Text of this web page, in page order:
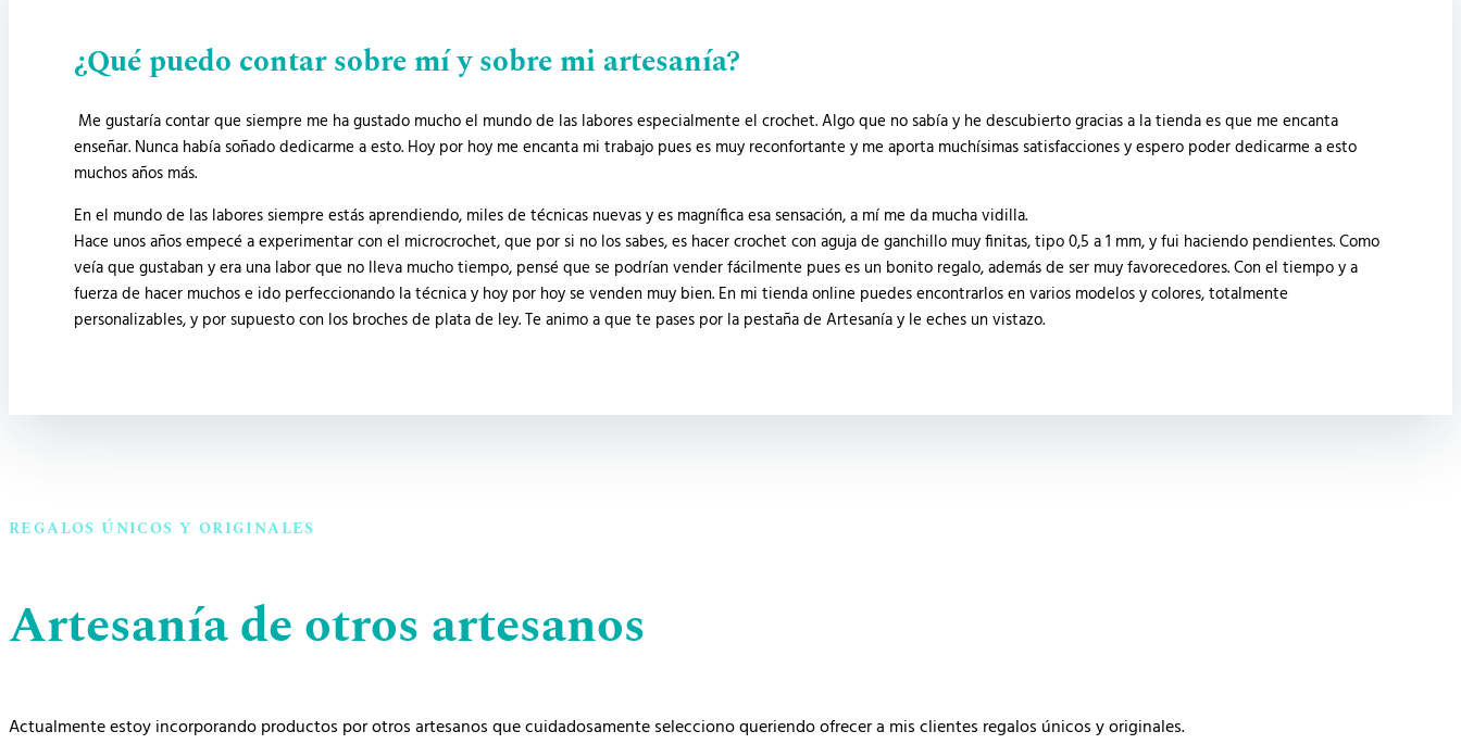
¿Qué puedo contar sobre mí y sobre mi artesanía?
Me gustaría contar que siempre me ha gustado mucho el mundo de las labores especialmente el crochet. Algo que no sabía y he descubierto gracias a la tienda es que me encanta
enseñar. Nunca había soñado dedicarme a esto. Hoy por hoy me encanta mi trabajo pues es muy reconfortante y me aporta muchísimas satisfacciones y espero poder dedicarme a esto
muchos años más.
En el mundo de las labores siempre estás aprendiendo, miles de técnicas nuevas y es magnífica esa sensación, a mí me da mucha vidilla.
Hace unos años empecé a experimentar con el microcrochet, que por si no los sabes, es hacer crochet con aguja de ganchillo muy finitas, tipo 0,5 a 1 mm, y fui haciendo pendientes. Como
veía que gustaban y era una labor que no lleva mucho tiempo, pensé que se podrían vender fácilmente pues es un bonito regalo, además de ser muy favorecedores. Con el tiempo y a
fuerza de hacer muchos e ido perfeccionando la técnica y hoy por hoy se venden muy bien. En mi tienda online puedes encontrarlos en varios modelos y colores, totalmente
personalizables, y por supuesto con los broches de plata de ley. Te animo a que te pases por la pestaña de Artesanía y le eches un vistazo.
REGALOS ÚNICOS Y ORIGINALES
Artesanía de otros artesanos
Actualmente estoy incorporando productos por otros artesanos que cuidadosamente selecciono queriendo ofrecer a mis clientes regalos únicos y originales.